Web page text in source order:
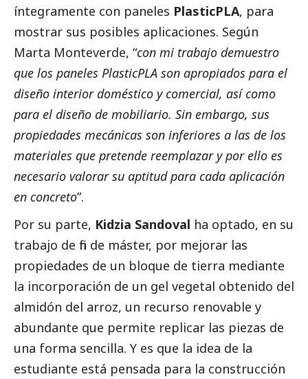
íntegramente con paneles PlasticPLA, para
mostrar sus posibles aplicaciones. Según
Marta Monteverde, “con mi trabajo demuestro
que los paneles PlasticPLA son apropiados para el
diseño interior doméstico y comercial, así como
para el diseño de mobiliario. Sin embargo, sus
propiedades mecánicas son inferiores a las de los
materiales que pretende reemplazar y por ello es
necesario valorar su aptitud para cada aplicación
en concreto”.
Por su parte, Kidzia Sandoval ha optado, en su
trabajo de fin de máster, por mejorar las
propiedades de un bloque de tierra mediante
la incorporación de un gel vegetal obtenido del
almidón del arroz, un recurso renovable y
abundante que permite replicar las piezas de
una forma sencilla. Y es que la idea de la
estudiante está pensada para la construcción